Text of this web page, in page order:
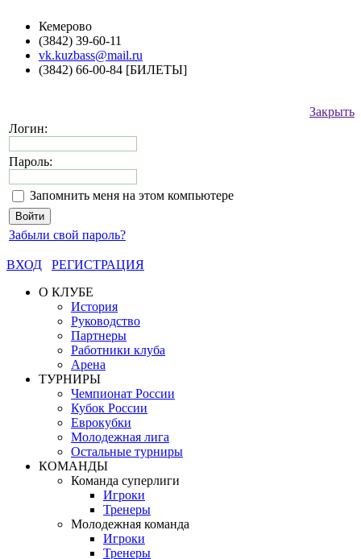
Кемерово
(3842) 39-60-11
vk.kuzbass@mail.ru
(3842) 66-00-84 [БИЛЕТЫ]
Закрыть
Логин:
Пароль:
Запомнить меня на этом компьютере
Забыли свой пароль?
ВХОД
РЕГИСТРАЦИЯ
О КЛУБЕ
История
Руководство
Партнеры
Работники клуба
Арена
ТУРНИРЫ
Чемпионат России
Кубок России
Еврокубки
Молодежная лига
Остальные турниры
КОМАНДЫ
Команда суперлиги
Игроки
Тренеры
Молодежная команда
Игроки
Тренеры